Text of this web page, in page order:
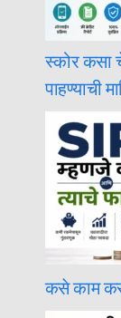
स्कोर कसा
पाहण्याची
कसे काम